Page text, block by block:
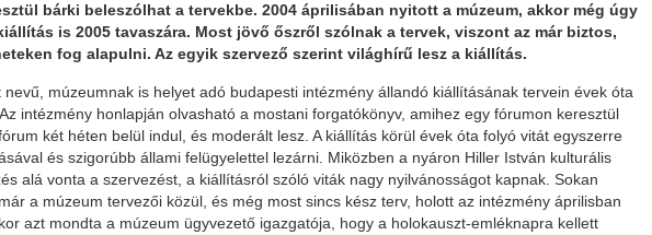
bárki beleszólhat a tervekbe. 2004 áprilisában nyitott a múzeum, akkor még úgy
is 2005 tavaszára. Most jövő őszről szólnak a tervek, viszont az már biztos,
fog alapulni. Az egyik szervező szerint világhírű lesz a kiállítás.
nevű, múzeumnak is helyet adó budapesti intézmény állandó kiállításának tervein évek óta
intézmény honlapján olvasható a mostani forgatókönyv, amihez egy fórumon keresztül
két héten belül indul, és moderált lesz. A kiállítás körül évek óta folyó vitát egyszerre
és szigorúbb állami felügyelettel lezárni. Miközben a nyáron Hiller István kulturális
alá vonta a szervezést, a kiállításról szóló viták nagy nyilvánosságot kapnak. Sokan
a múzeum tervezői közül, és még most sincs kész terv, holott az intézmény áprilisban
azt mondta a múzeum ügyvezető igazgatója, hogy a holokauszt-emléknapra kellett